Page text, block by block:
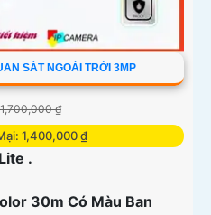
SÁT NGOÀI TRỜI 3MP
₫
1,400,000 ₫
.
30m Có Màu Ban